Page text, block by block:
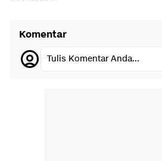
Komentar
Tulis Komentar Anda...